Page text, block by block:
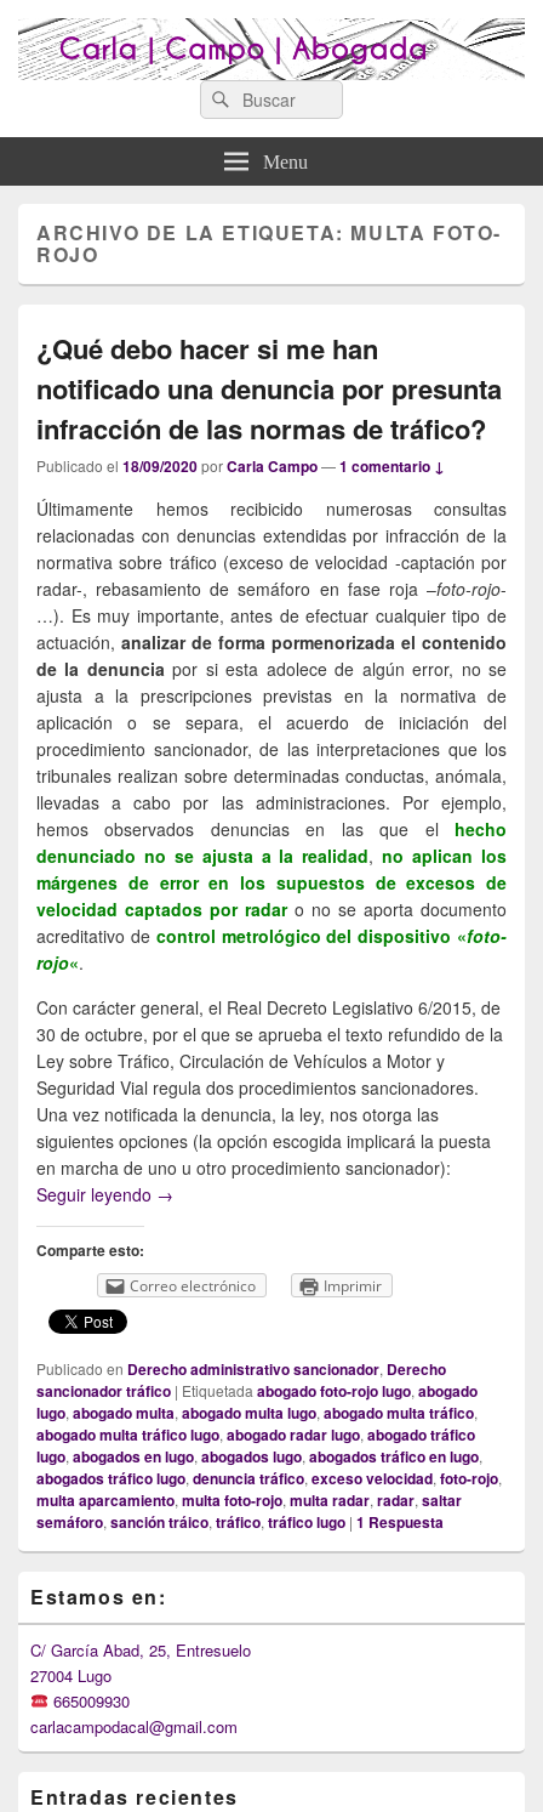
Abogados Lugo : Carla Campo
Abogada
Search
for:
Menu
ARCHIVO DE LA ETIQUETA: MULTA FOTO-
ROJO
¿Qué debo hacer si me han
notificado una denuncia por presunta
infracción de las normas de tráfico?
Publicado el 18/09/2020porCarla Campo—1 comentario ↓
Últimamente hemos recibicido numerosas consultas
relacionadas con denuncias extendidas por infracción de la
normativa sobre tráfico (exceso de velocidad -captación por
radar-, rebasamiento de semáforo en fase roja –foto-rojo-
…). Es muy importante, antes de efectuar cualquier tipo de
actuación, analizar de forma pormenorizada el contenido
de la denuncia por si esta adolece de algún error, no se
ajusta a la prescripciones previstas en la normativa de
aplicación o se separa, el acuerdo de iniciación del
procedimiento sancionador, de las interpretaciones que los
tribunales realizan sobre determinadas conductas, anómala,
llevadas a cabo por las administraciones. Por ejemplo,
hemos observados denuncias en las que el hecho
denunciado no se ajusta a la realidad,no aplican los
márgenes de error en los supuestos de excesos de
velocidad captados por radaro no se aporta documento
acreditativo de control metrológico del dispositivo «foto-
rojo«.
Con carácter general, el Real Decreto Legislativo 6/2015, de
30 de octubre, por el que se aprueba el texto refundido de la
Ley sobre Tráfico, Circulación de Vehículos a Motor y
Seguridad Vial regula dos procedimientos sancionadores.
Una vez notificada la denuncia, la ley, nos otorga las
siguientes opciones (la opción escogida implicará la puesta
en marcha de uno u otro procedimiento sancionador):
Seguir leyendo ¿Qué debo hacer si me han notificado una
→
Comparte esto:
Correo electrónico Imprimir
Publicado en Derecho administrativo sancionador, Derecho
sancionador tráfico | Etiquetada abogado foto-rojo lugo, abogado
lugo, abogado multa, abogado multa lugo, abogado multa tráfico,
abogado multa tráfico lugo, abogado radar lugo, abogado tráfico
lugo, abogados en lugo, abogados lugo, abogados tráfico en lugo,
abogados tráfico lugo, denuncia tráfico, exceso velocidad, foto-rojo,
multa aparcamiento, multa foto-rojo, multa radar, radar, saltar
semáforo, sanción tráico, tráfico, tráfico lugo | 1 Respuesta
Sidebar
Widget
Area
Estamos en:
C/ García Abad, 25, Entresuelo
27004 Lugo
665009930
carlacampodacal@gmail.com
Entradas recientes